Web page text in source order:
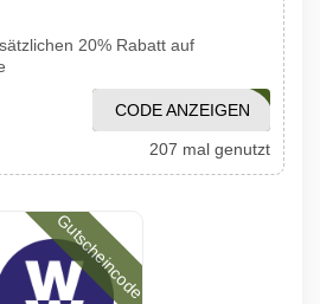
20% Rabatt auf
OUTLET20
CODE ANZEIGEN
207 mal genutzt
Gutscheincode